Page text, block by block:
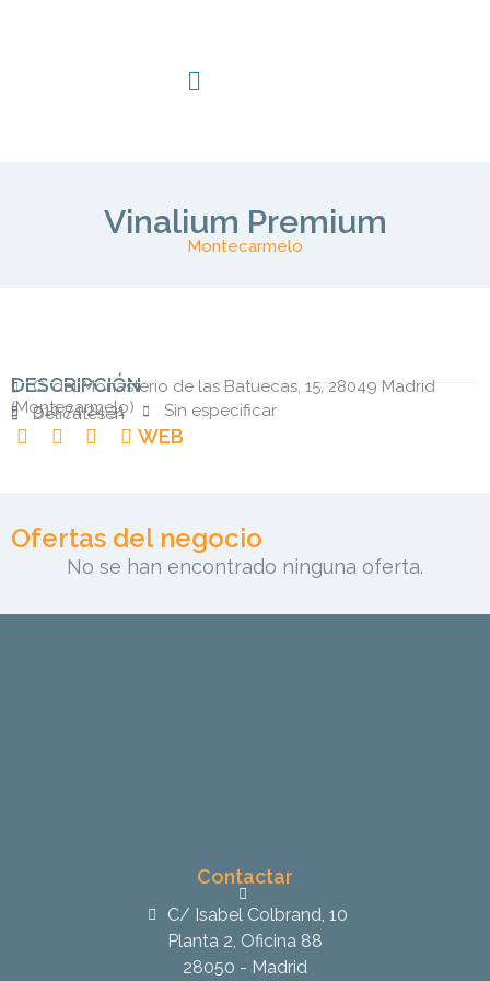
Vinalium Premium
Montecarmelo
DESCRIPCIÓN
C. del Monasterio de las Batuecas, 15, 28049 Madrid
(Montecarmelo)
910 74 24 31 Sin especificar
Delicatesen
WEB
Ofertas del negocio
No se han encontrado ninguna oferta.
Contactar
C/ Isabel Colbrand, 10
Planta 2, Oficina 88
28050 - Madrid